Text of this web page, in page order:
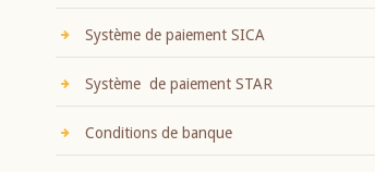
Système de paiement SICA
Système de paiement STAR
Conditions de banque